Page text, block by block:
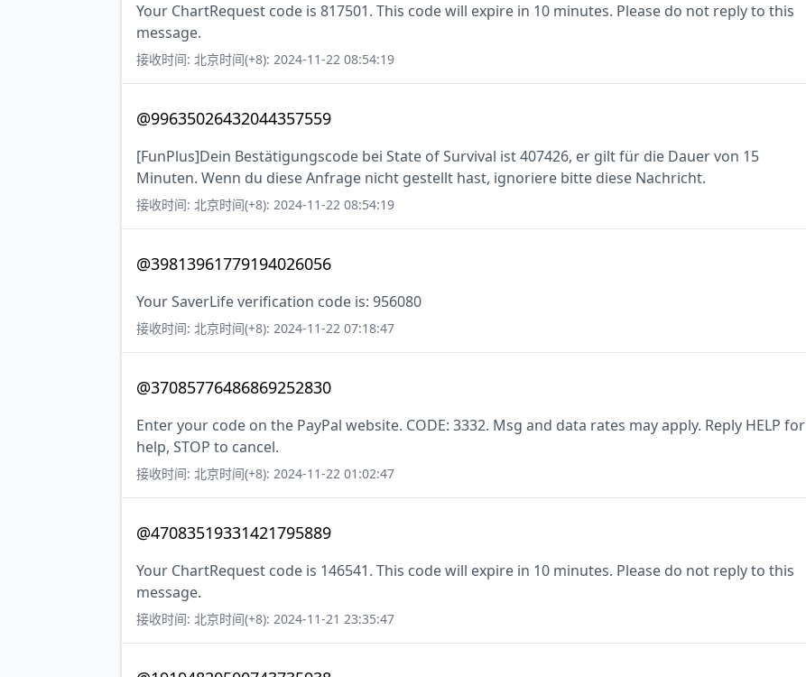
Your ChartRequest code is 817501. This code will expire in 10 minutes. Please do not reply to this
message.
接收时间: 北京时间(+8): 2024-11-22 08:54:19
@99635026432044357559
[FunPlus]Dein Bestätigungscode bei State of Survival ist 407426, er gilt für die Dauer von 15
Minuten. Wenn du diese Anfrage nicht gestellt hast, ignoriere bitte diese Nachricht.
接收时间: 北京时间(+8): 2024-11-22 08:54:19
@39813961779194026056
Your SaverLife verification code is: 956080
接收时间: 北京时间(+8): 2024-11-22 07:18:47
@37085776486869252830
Enter your code on the PayPal website. CODE: 3332. Msg and data rates may apply. Reply HELP for
help, STOP to cancel.
接收时间: 北京时间(+8): 2024-11-22 01:02:47
@47083519331421795889
Your ChartRequest code is 146541. This code will expire in 10 minutes. Please do not reply to this
message.
接收时间: 北京时间(+8): 2024-11-21 23:35:47